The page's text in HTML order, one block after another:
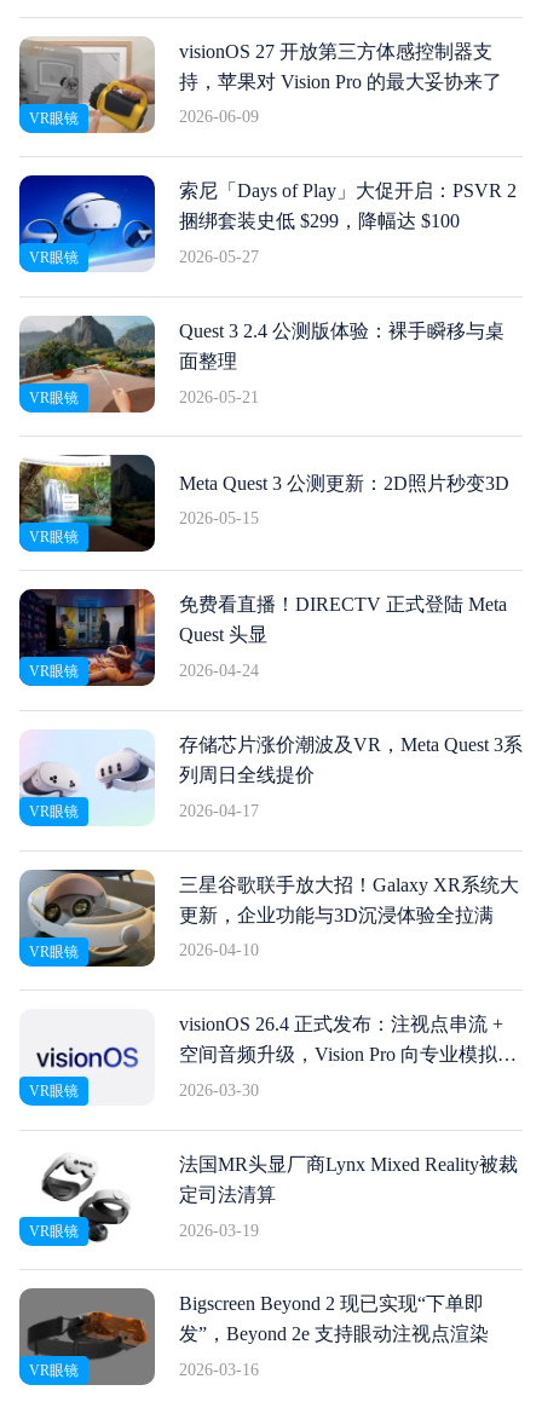
VR眼镜
visionOS 27 开放第三方体感控制器支
持，苹果对 Vision Pro 的最大妥协来了
2026-06-09
VR眼镜
索尼「Days of Play」大促开启：PSVR 2
捆绑套装史低 $299，降幅达 $100
2026-05-27
VR眼镜
Quest 3 2.4 公测版体验：裸手瞬移与桌
面整理
2026-05-21
VR眼镜
Meta Quest 3 公测更新：2D照片秒变3D
2026-05-15
VR眼镜
免费看直播！DIRECTV 正式登陆 Meta
Quest 头显
2026-04-24
VR眼镜
存储芯片涨价潮波及VR，Meta Quest 3系
列周日全线提价
2026-04-17
VR眼镜
三星谷歌联手放大招！Galaxy XR系统大
更新，企业功能与3D沉浸体验全拉满
2026-04-10
VR眼镜
visionOS 26.4 正式发布：注视点串流 +
空间音频升级，Vision Pro 向专业模拟场
景再进一步
2026-03-30
VR眼镜
法国MR头显厂商Lynx Mixed Reality被裁
定司法清算
2026-03-19
VR眼镜
Bigscreen Beyond 2 现已实现“下单即
发”，Beyond 2e 支持眼动注视点渲染
2026-03-16